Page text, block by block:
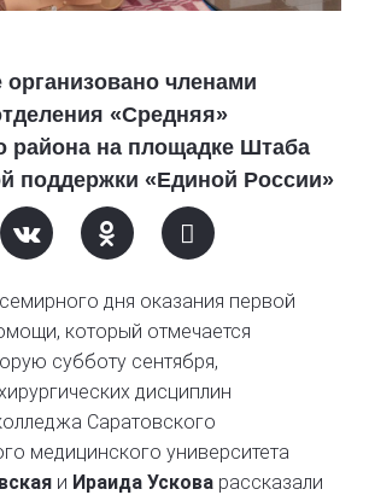
членами
«Средняя»
района на площадке Штаба
поддержки «Единой России»
дня оказания первой
который отмечается
субботу сентября,
дисциплин
Саратовского
медицинского университета
и Ираида Ускова рассказали